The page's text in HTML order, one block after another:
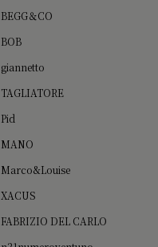
BEGG＆CO
BOB
giannetto
TAGLIATORE
Pid
MANO
Marco&Louise
XACUS
FABRIZIO DEL CARLO